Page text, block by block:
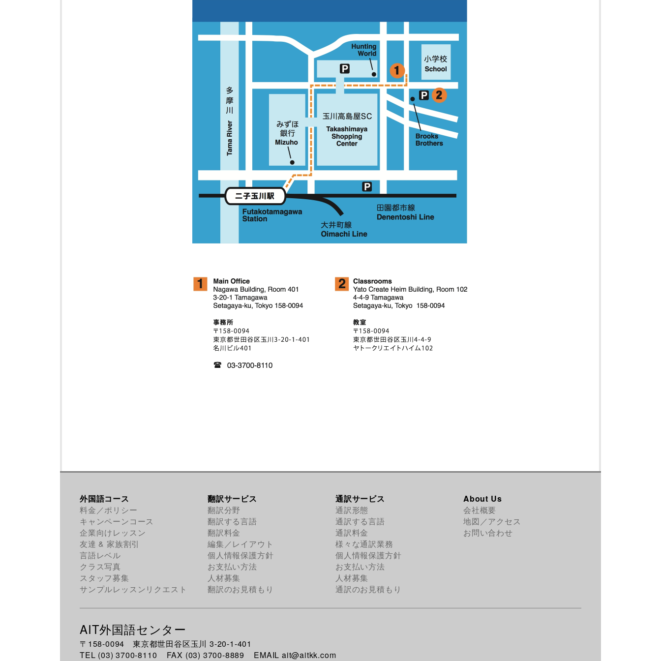
外国語コース
料金／ポリシー
キャンペーンコース
企業向けレッスン
友達 & 家族割引
言語レベル
クラス写真
スタッフ募集
サンプルレッスンリクエスト
翻訳サービス
翻訳分野
翻訳する言語
翻訳料金
編集／レイアウト
個人情報保護方針
お支払い方法
人材募集
翻訳のお見積もり
通訳サービス
通訳形態
通訳する言語
通訳料金
様々な通訳業務
個人情報保護方針
お支払い方法
人材募集
通訳のお見積もり
About Us
会社概要
地図／アクセス
お問い合わせ
AIT外国語センター
〒158-0094 東京都世田谷区玉川 3-20-1-401
TEL (03) 3700-8110 FAX (03) 3700-8889 EMAIL ait@aitkk.com